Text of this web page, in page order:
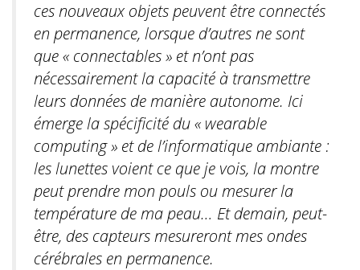
ces nouveaux objets peuvent être connectés
en permanence, lorsque d’autres ne sont
que « connectables » et n’ont pas
nécessairement la capacité à transmettre
leurs données de manière autonome. Ici
émerge la spécificité du « wearable
computing » et de l’informatique ambiante :
les lunettes voient ce que je vois, la montre
peut prendre mon pouls ou mesurer la
température de ma peau… Et demain, peut-
être, des capteurs mesureront mes ondes
cérébrales en permanence.